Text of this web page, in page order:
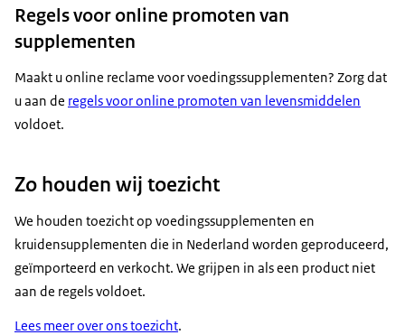
Regels voor online promoten van
supplementen
Maakt u online reclame voor voedingssupplementen? Zorg dat
u aan de regels voor online promoten van levensmiddelen
voldoet.
Zo houden wij toezicht
We houden toezicht op voedingssupplementen en
kruidensupplementen die in Nederland worden geproduceerd,
geïmporteerd en verkocht. We grijpen in als een product niet
aan de regels voldoet.
Lees meer over ons toezicht.